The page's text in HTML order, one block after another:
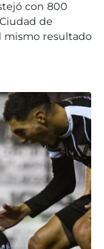
con 800
de
mismo resultado